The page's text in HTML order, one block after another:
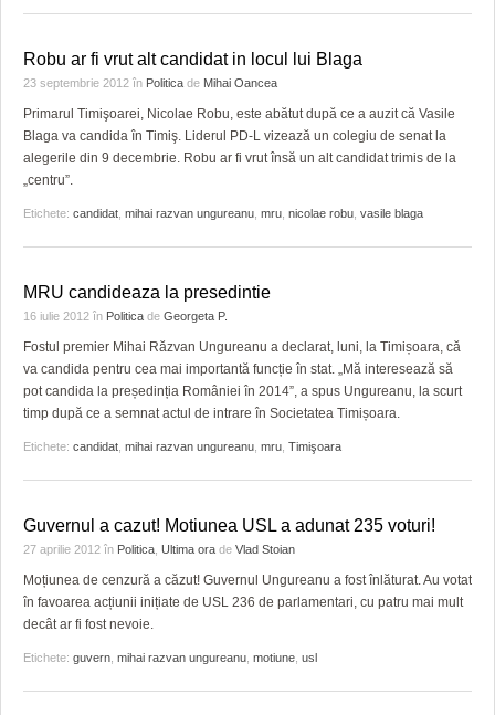
Robu ar fi vrut alt candidat in locul lui Blaga
23 septembrie 2012 în Politica de Mihai Oancea
Primarul Timişoarei, Nicolae Robu, este abătut după ce a auzit că Vasile
Blaga va candida în Timiş. Liderul PD-L vizează un colegiu de senat la
alegerile din 9 decembrie. Robu ar fi vrut însă un alt candidat trimis de la
„centru”.
Etichete: candidat, mihai razvan ungureanu, mru, nicolae robu, vasile blaga
MRU candideaza la presedintie
16 iulie 2012 în Politica de Georgeta P.
Fostul premier Mihai Răzvan Ungureanu a declarat, luni, la Timișoara, că
va candida pentru cea mai importantă funcție în stat. „Mă interesează să
pot candida la președinția României în 2014”, a spus Ungureanu, la scurt
timp după ce a semnat actul de intrare în Societatea Timișoara.
Etichete: candidat, mihai razvan ungureanu, mru, Timişoara
Guvernul a cazut! Motiunea USL a adunat 235 voturi!
27 aprilie 2012 în Politica, Ultima ora de Vlad Stoian
Moțiunea de cenzură a căzut! Guvernul Ungureanu a fost înlăturat. Au votat
în favoarea acțiunii inițiate de USL 236 de parlamentari, cu patru mai mult
decât ar fi fost nevoie.
Etichete: guvern, mihai razvan ungureanu, motiune, usl